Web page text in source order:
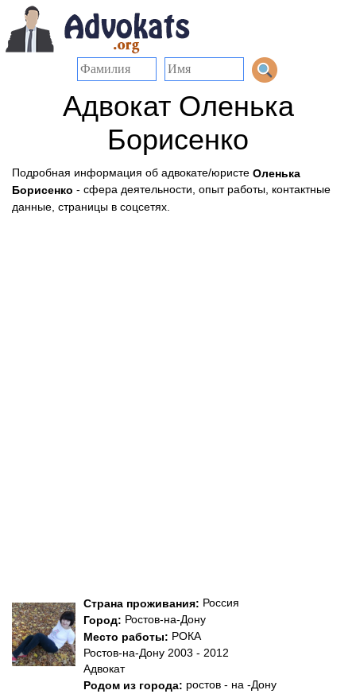
Адвокат Оленька
Борисенко
Подробная информация об адвокате/юристе Оленька
Борисенко - сфера деятельности, опыт работы, контактные
данные, страницы в соцсетях.
Страна проживания: Россия
Город: Ростов-на-Дону
Место работы: РОКА
Ростов-на-Дону 2003 - 2012
Адвокат
Родом из города: ростов - на -Дону